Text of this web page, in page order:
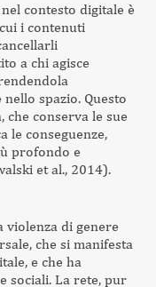
contesto digitale è
i contenuti
a chi agisce
spazio. Questo
conserva le sue
le conseguenze,
profondo e
et al., 2014).
violenza di genere
che si manifesta
e che ha
sociali. La rete, pur